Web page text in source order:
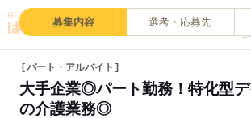
キ
募集内容 選考・応募先
パート・アルバイト
大手企業◎パート勤務！特化型
の介護業務◎